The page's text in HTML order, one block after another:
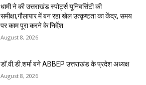
धामी ने की उत्तराखंड स्पोर्ट्स यूनिवर्सिटी की
समीक्षा,गौलापार में बन रहा खेल उत्कृष्टता का केंद्र, समय
पर काम पूरा करने के निर्देश
August 8, 2026
डॉ.वी.डी.शर्मा बने ABBEP उत्तराखंड के प्रदेश अध्यक्ष
August 8, 2026